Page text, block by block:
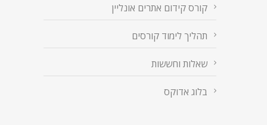
קורס קידום אתרים אונליין
תהליך לימוד קורסים
שאלות וחששות
בלוג אדוקס